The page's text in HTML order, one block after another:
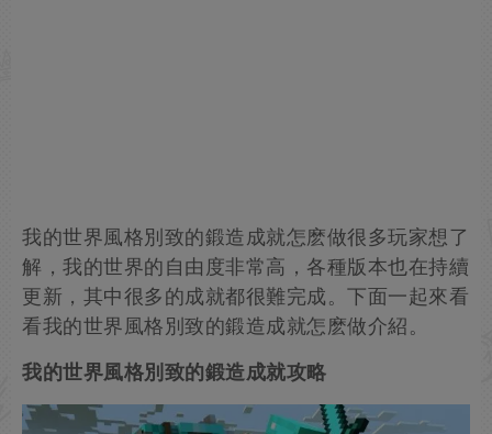
我的世界風格別致的鍛造成就怎麽做很多玩家想了
解，我的世界的自由度非常高，各種版本也在持續
更新，其中很多的成就都很難完成。下面一起來看
看我的世界風格別致的鍛造成就怎麽做介紹。
我的世界風格別致的鍛造成就攻略